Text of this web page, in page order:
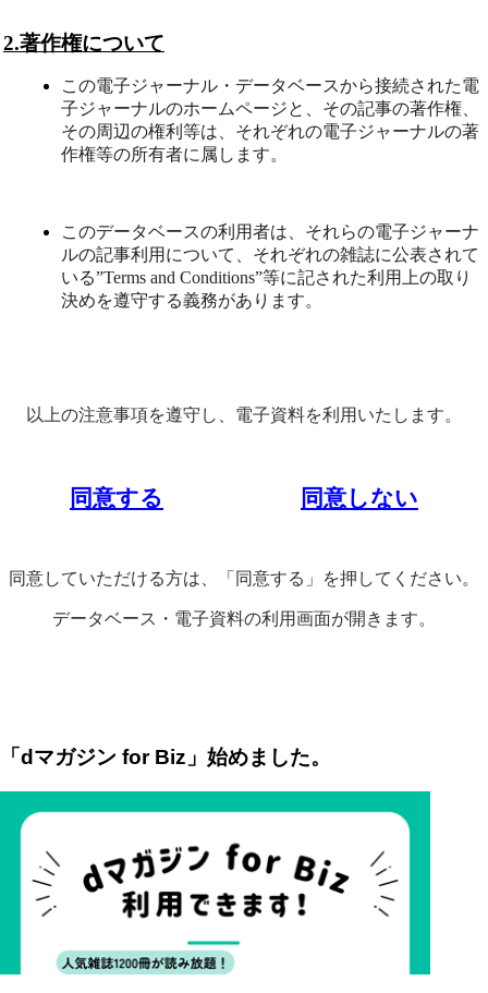
2.著作権について
この電子ジャーナル・データベースから接続された電
子ジャーナルのホームページと、その記事の著作権、
その周辺の権利等は、それぞれの電子ジャーナルの著
作権等の所有者に属します。
このデータベースの利用者は、それらの電子ジャーナ
ルの記事利用について、それぞれの雑誌に公表されて
いる”Terms and Conditions”等に記された利用上の取り
決めを遵守する義務があります。
以上の注意事項を遵守し、電子資料を利用いたします。
同意する 同意しない
同意していただける方は、「同意する」を押してください。
データベース・電子資料の利用画面が開きます。
「dマガジン for Biz」始めました。